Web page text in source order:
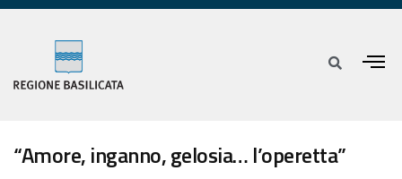
“Amore, inganno, gelosia… l’operetta”